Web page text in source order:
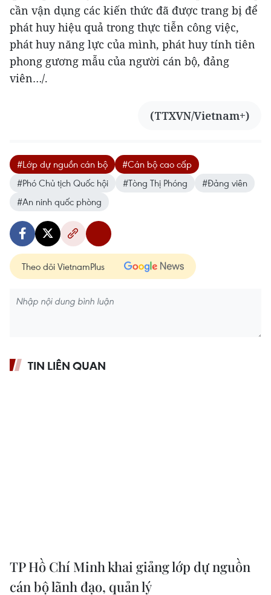
cần vận dụng các kiến thức đã được trang bị để
phát huy hiệu quả trong thực tiễn công việc,
phát huy năng lực của mình, phát huy tính tiên
phong gương mẫu của người cán bộ, đảng
viên…/.
(TTXVN/Vietnam+)
#Lớp dự nguồn cán bộ
#Cán bộ cao cấp
#Phó Chủ tịch Quốc hội
#Tòng Thị Phóng
#Đảng viên
#An ninh quốc phòng
Theo dõi VietnamPlus
TIN LIÊN QUAN
TP Hồ Chí Minh khai giảng lớp dự nguồn
cán bộ lãnh đạo, quản lý